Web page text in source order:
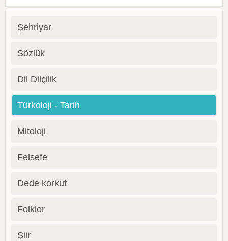
Şehriyar
Sözlük
Dil Dilçilik
Türkoloji - Tarih
Mitoloji
Felsefe
Dede korkut
Folklor
Şiir